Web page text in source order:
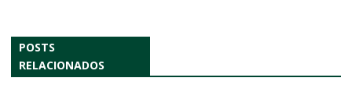
POSTS
RELACIONADOS